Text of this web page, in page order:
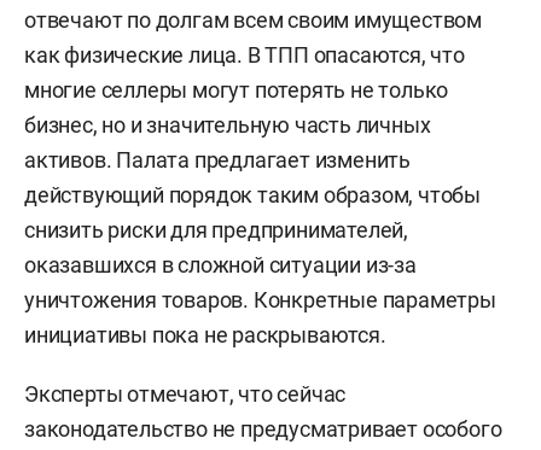
отвечают по долгам всем своим имуществом
как физические лица. В ТПП опасаются, что
многие селлеры могут потерять не только
бизнес, но и значительную часть личных
активов. Палата предлагает изменить
действующий порядок таким образом, чтобы
снизить риски для предпринимателей,
оказавшихся в сложной ситуации из-за
уничтожения товаров. Конкретные параметры
инициативы пока не раскрываются.
Эксперты отмечают, что сейчас
законодательство не предусматривает особого